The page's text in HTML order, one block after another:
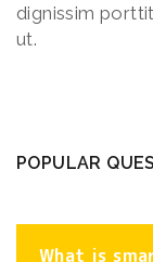
dignissim
ut.
POPULAR
What is